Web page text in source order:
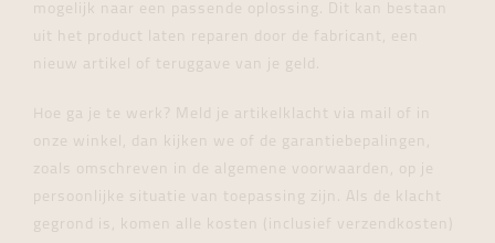
mogelijk naar een passende oplossing. Dit kan bestaan
uit het product laten reparen door de fabricant, een
nieuw artikel of teruggave van je geld.
Hoe ga je te werk? Meld je artikelklacht via mail of in
onze winkel, dan kijken we of de garantiebepalingen,
zoals omschreven in de algemene voorwaarden, op je
persoonlijke situatie van toepassing zijn. Als de klacht
gegrond is, komen alle kosten (inclusief verzendkosten)